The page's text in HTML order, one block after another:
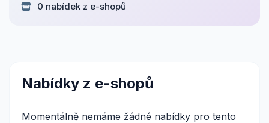
0 nabídek z e-shopů
Nabídky z e-shopů
Momentálně nemáme žádné nabídky pro tento